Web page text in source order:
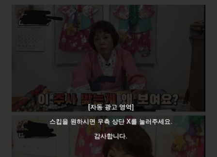
[자동 광고 영역]
스킵을 원하시면 우측 상단 X를 눌러주세요.
감사합니다.